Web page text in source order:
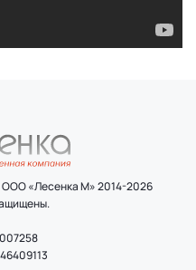
«Лесенка М» 2014-2026